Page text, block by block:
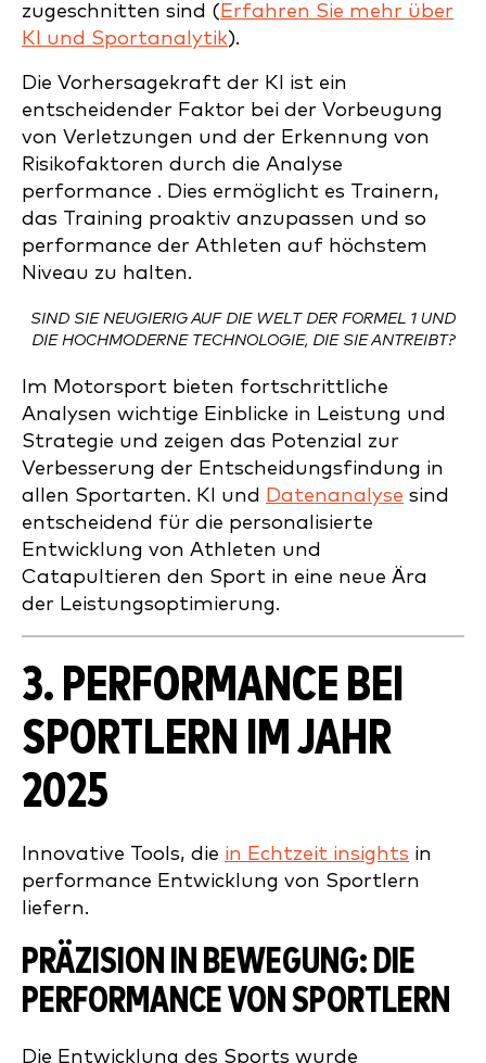
zugeschnitten sind ( Erfahren Sie mehr über
KI und Sportanalytik).
Die Vorhersagekraft der KI ist ein
entscheidender Faktor bei der Vorbeugung
von Verletzungen und der Erkennung von
Risikofaktoren durch die Analyse
performance . Dies ermöglicht es Trainern,
das Training proaktiv anzupassen und so
performance der Athleten auf höchstem
Niveau zu halten.
SIND SIE NEUGIERIG AUF DIE WELT DER FORMEL 1 UND
DIE HOCHMODERNE TECHNOLOGIE, DIE SIE ANTREIBT?
Im Motorsport bieten fortschrittliche
Analysen wichtige Einblicke in Leistung und
Strategie und zeigen das Potenzial zur
Verbesserung der Entscheidungsfindung in
allen Sportarten. KI und Datenanalyse sind
entscheidend für die personalisierte
Entwicklung von Athleten und
Catapultieren den Sport in eine neue Ära
der Leistungsoptimierung.
3. PERFORMANCE BEI
SPORTLERN IM JAHR
2025
Innovative Tools, die in Echtzeit insights in
performance Entwicklung von Sportlern
liefern.
PRÄZISION IN BEWEGUNG: DIE
PERFORMANCE VON SPORTLERN
Die Entwicklung des Sports wurde